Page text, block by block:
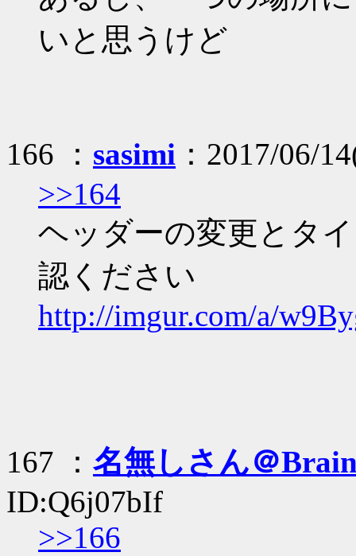
いと思うけど
166 ： sasimi ：2017/06/
>>164
ヘッダーの変更とタ
認ください
http://imgur.com/a/
167 ： 名無しさん＠
ID:Q6j07bIf
>>166